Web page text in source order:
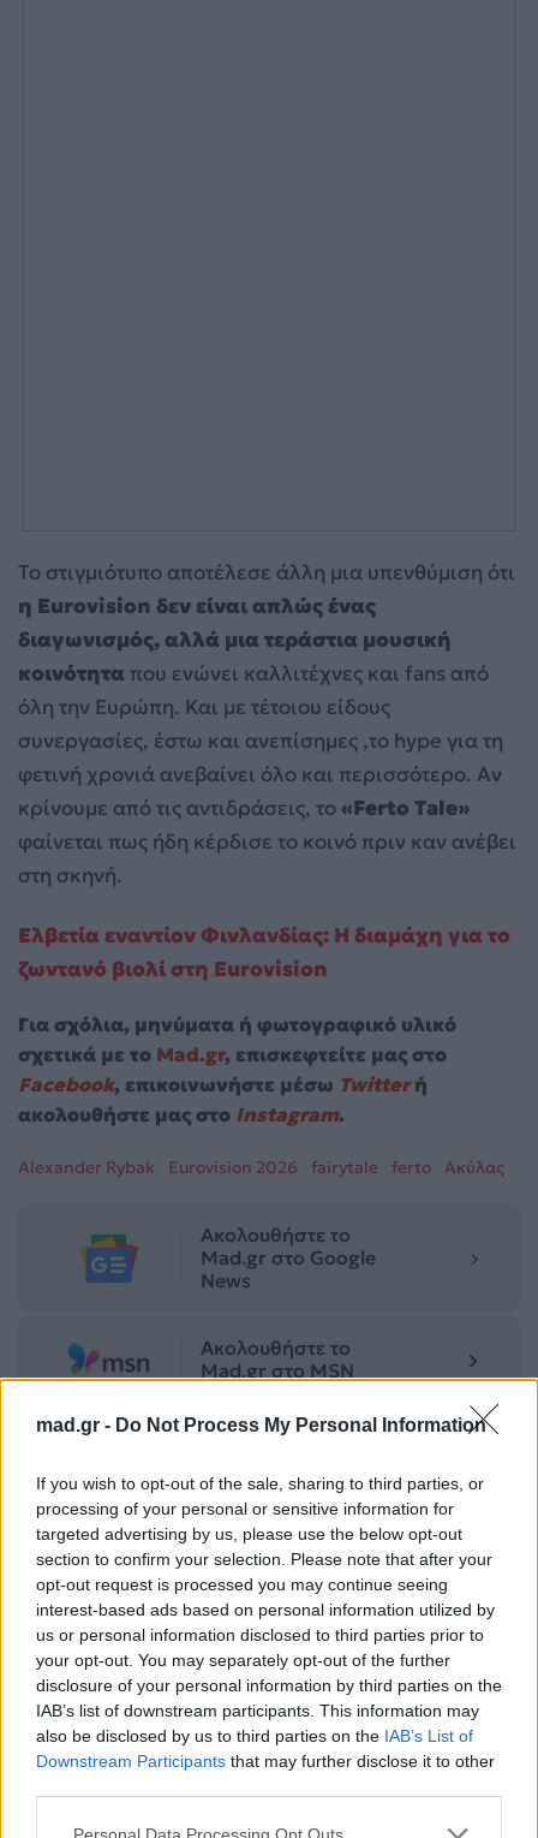
mad.gr - Do Not Process My Personal Information
If you wish to opt-out of the sale, sharing to third parties, or
processing of your personal or sensitive information for
targeted advertising by us, please use the below opt-out
section to confirm your selection. Please note that after your
opt-out request is processed you may continue seeing
interest-based ads based on personal information utilized by
us or personal information disclosed to third parties prior to
your opt-out. You may separately opt-out of the further
disclosure of your personal information by third parties on the
IAB’s list of downstream participants. This information may
also be disclosed by us to third parties on the IAB’s List of
Downstream Participants that may further disclose it to other
Personal Data Processing Opt Outs
Το στιγμιότυπο αποτέλεσε άλλη μια υπενθύμιση ότι
η Eurovision δεν είναι απλώς ένας
διαγωνισμός, αλλά μια τεράστια μουσική
κοινότητα που ενώνει καλλιτέχνες και fans από
όλη την Ευρώπη. Και με τέτοιου είδους
συνεργασίες, έστω και ανεπίσημες ,το hype για τη
φετινή χρονιά ανεβαίνει όλο και περισσότερο. Αν
κρίνουμε από τις αντιδράσεις, το«Ferto Tale»
φαίνεται πως ήδη κέρδισε το κοινό πριν καν ανέβει
στη σκηνή.
Ελβετία εναντίον Φινλανδίας: Η διαμάχη για το
ζωντανό βιολί στη Eurovision
Για σχόλια, μηνύματα ή φωτογραφικό υλικό
σχετικά με το Mad.gr, επισκεφτείτε μας στο
Facebook, επικοινωνήστε μέσω Twitterή
ακολουθήστε μας στο Instagram.
Alexander Rybak Eurovision 2026 fairytale ferto Ακύλας
Ακολουθήστε το
Mad.gr στο Google
News
Ακολουθήστε το
Mad.gr στο MSN
Μοιράσου αυτό το άρθρο
Προηγούμενο Επόμενο